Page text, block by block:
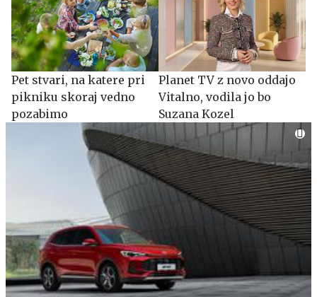
Pet stvari, na katere pri
pikniku skoraj vedno
pozabimo
Planet TV z novo oddajo
Vitalno, vodila jo bo
Suzana Kozel